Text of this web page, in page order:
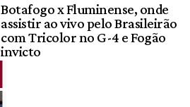
Botafogo x Fluminense, onde
assistir ao vivo pelo Brasileirão
com Tricolor no G-4 e Fogão
invicto